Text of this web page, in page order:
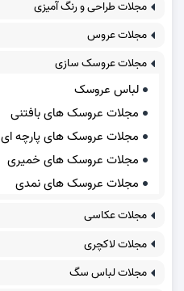
مجلات طراحی و رنگ آمیزی
مجلات عروس
مجلات عروسک سازی
لباس عروسک
مجلات عروسک های بافتنی
مجلات عروسک های پارچه ای
مجلات عروسک های خمیری
مجلات عروسک های نمدی
مجلات عکاسی
مجلات لاکچری
مجلات لباس سگ